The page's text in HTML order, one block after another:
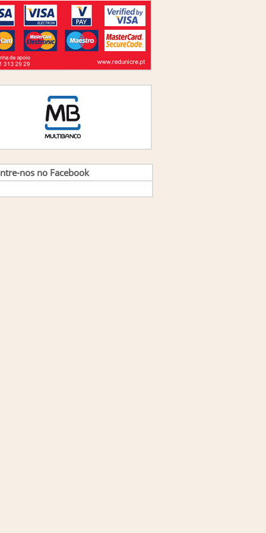
Lisboa, Arnaldo Coelho, Filipe Coelho e
(1)
M. Picado Horta(1)
M. S. Carvalho(4)
Manuel Lopes Gomes e Jorge Manuel
Pires(1)
Verissimo Lisboa e Carlos Ferreira Gomes(1)
Fernando Cunha Guimaraes(1)
Sá, Magda Pereira, Marcia Serra
Vasconcellos e Sá e Magda Pereira
Vasconcellos Sá,Magda Pereira,Fátima
Borges(1)
Vasconcelos e Sá(3)
António Afonseca e Gilberto Santos(1)
Carlos de Jesus Pedro(1)
Dantas(1)
Rui Nunes de Almeida(1)
nos no Facebook